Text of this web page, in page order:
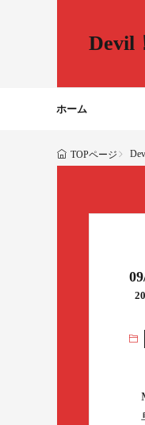
Devil
ホーム
TOPページ Dev